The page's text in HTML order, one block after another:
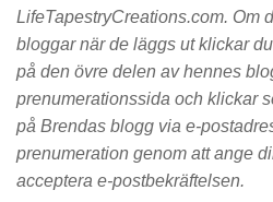
LifeTapestryCreations.com. Om
bloggar när de läggs ut klickar
på den övre delen av hennes
prenumerationssida och klickar
på Brendas blogg via e-
prenumeration genom att ange
acceptera e-postbekräftelsen.